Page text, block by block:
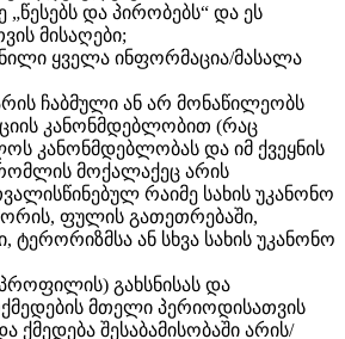
„წესებს და პირობებს“ და ეს
მისაღები;
ყველა ინფორმაცია/მასალა
ჩაბმული ან არ მონაწილეობს
კანონმდებლობით (რაც
კანონმდებლობას და იმ ქვეყნის
მოქალაქეც არის
რაიმე სახის უკანონო
ფულის გათეთრებაში,
ტერორიზმსა ან სხვა სახის უკანონო
გახსნისას და
მთელი პერიოდისათვის
ქმედება შესაბამისობაში არის/